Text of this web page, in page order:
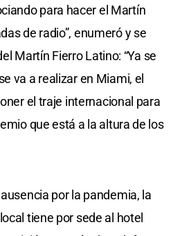
para hacer el Martín
de radio”, enumeró y se
Martín Fierro Latino: “Ya se
va a realizar en Miami, el
el traje internacional para
que está a la altura de los
por la pandemia, la
tiene por sede al hotel